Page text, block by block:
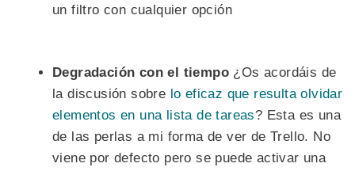
un filtro con cualquier opción
Degradación con el tiempo ¿Os acordáis de
la discusión sobre lo eficaz que resulta olvidar
elementos en una lista de tareas? Esta es una
de las perlas a mi forma de ver de Trello. No
viene por defecto pero se puede activar una